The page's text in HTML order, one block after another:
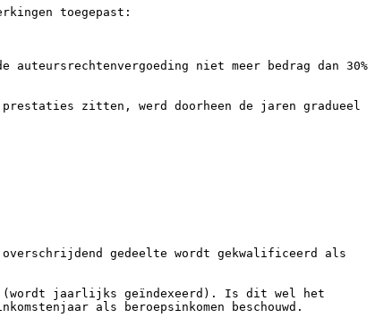
toegepast:
niet meer bedrag dan 30%
prestaties zitten, werd doorheen de jaren gradueel
gedeelte wordt gekwalificeerd als
(wordt jaarlijks geïndexeerd). Is dit wel het
als beroepsinkomen beschouwd.